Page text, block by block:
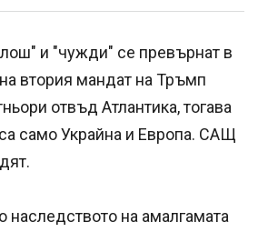
и "чужди" се превърнат в
втория мандат на Тръмп
отвъд Атлантика, тогава
само Украйна и Европа. САЩ
наследството на амалгамата